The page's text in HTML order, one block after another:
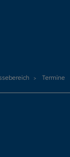
Termine